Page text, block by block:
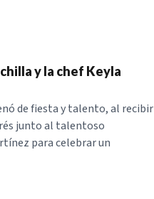
y la chef Keyla
de fiesta y talento, al recibir
junto al talentoso
para celebrar un